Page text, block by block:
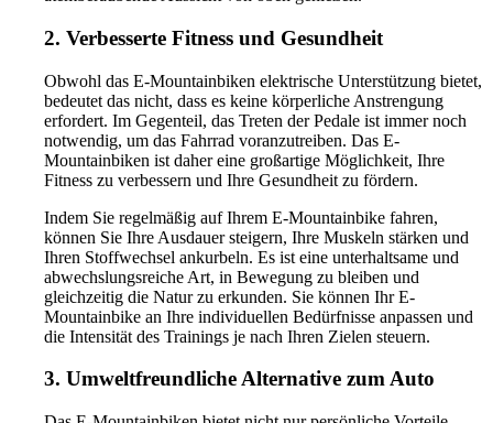
2. Verbesserte Fitness und Gesundheit
Obwohl das E-Mountainbiken elektrische Unterstützung bietet,
bedeutet das nicht, dass es keine körperliche Anstrengung
erfordert. Im Gegenteil, das Treten der Pedale ist immer noch
notwendig, um das Fahrrad voranzutreiben. Das E-
Mountainbiken ist daher eine großartige Möglichkeit, Ihre
Fitness zu verbessern und Ihre Gesundheit zu fördern.
Indem Sie regelmäßig auf Ihrem E-Mountainbike fahren,
können Sie Ihre Ausdauer steigern, Ihre Muskeln stärken und
Ihren Stoffwechsel ankurbeln. Es ist eine unterhaltsame und
abwechslungsreiche Art, in Bewegung zu bleiben und
gleichzeitig die Natur zu erkunden. Sie können Ihr E-
Mountainbike an Ihre individuellen Bedürfnisse anpassen und
die Intensität des Trainings je nach Ihren Zielen steuern.
3. Umweltfreundliche Alternative zum Auto